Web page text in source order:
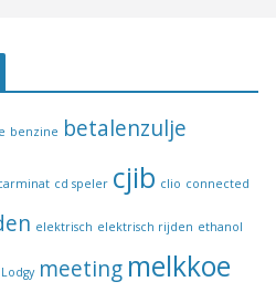
benzine betalenzulje
cd speler cjib clio connected
elektrisch elektrisch rijden ethanol
Lodgy meeting melkkoe